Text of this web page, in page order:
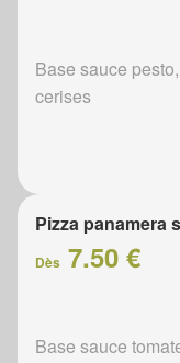
Base sauce
cerises
Pizza panamera
Dès 7.50 €
Base sauce